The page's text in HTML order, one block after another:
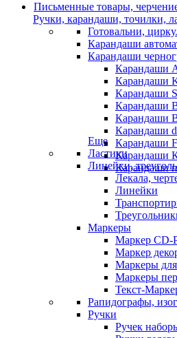
Письменные товары,
Ручки, карандаши, точилки,
Готовальни,
Карандаши
Карандаши
Карандаши
Карандаши
Карандаши
Карандаши
Карандаши
Карандаши
Карандаши
Карандаши
Еще
Ластики
Линейки,
Лекала,
Линейки
Маркеры
Маркер CD-
Маркер
Маркеры
Маркеры
Текст-
Рапидографы,
Ручки
Ручек